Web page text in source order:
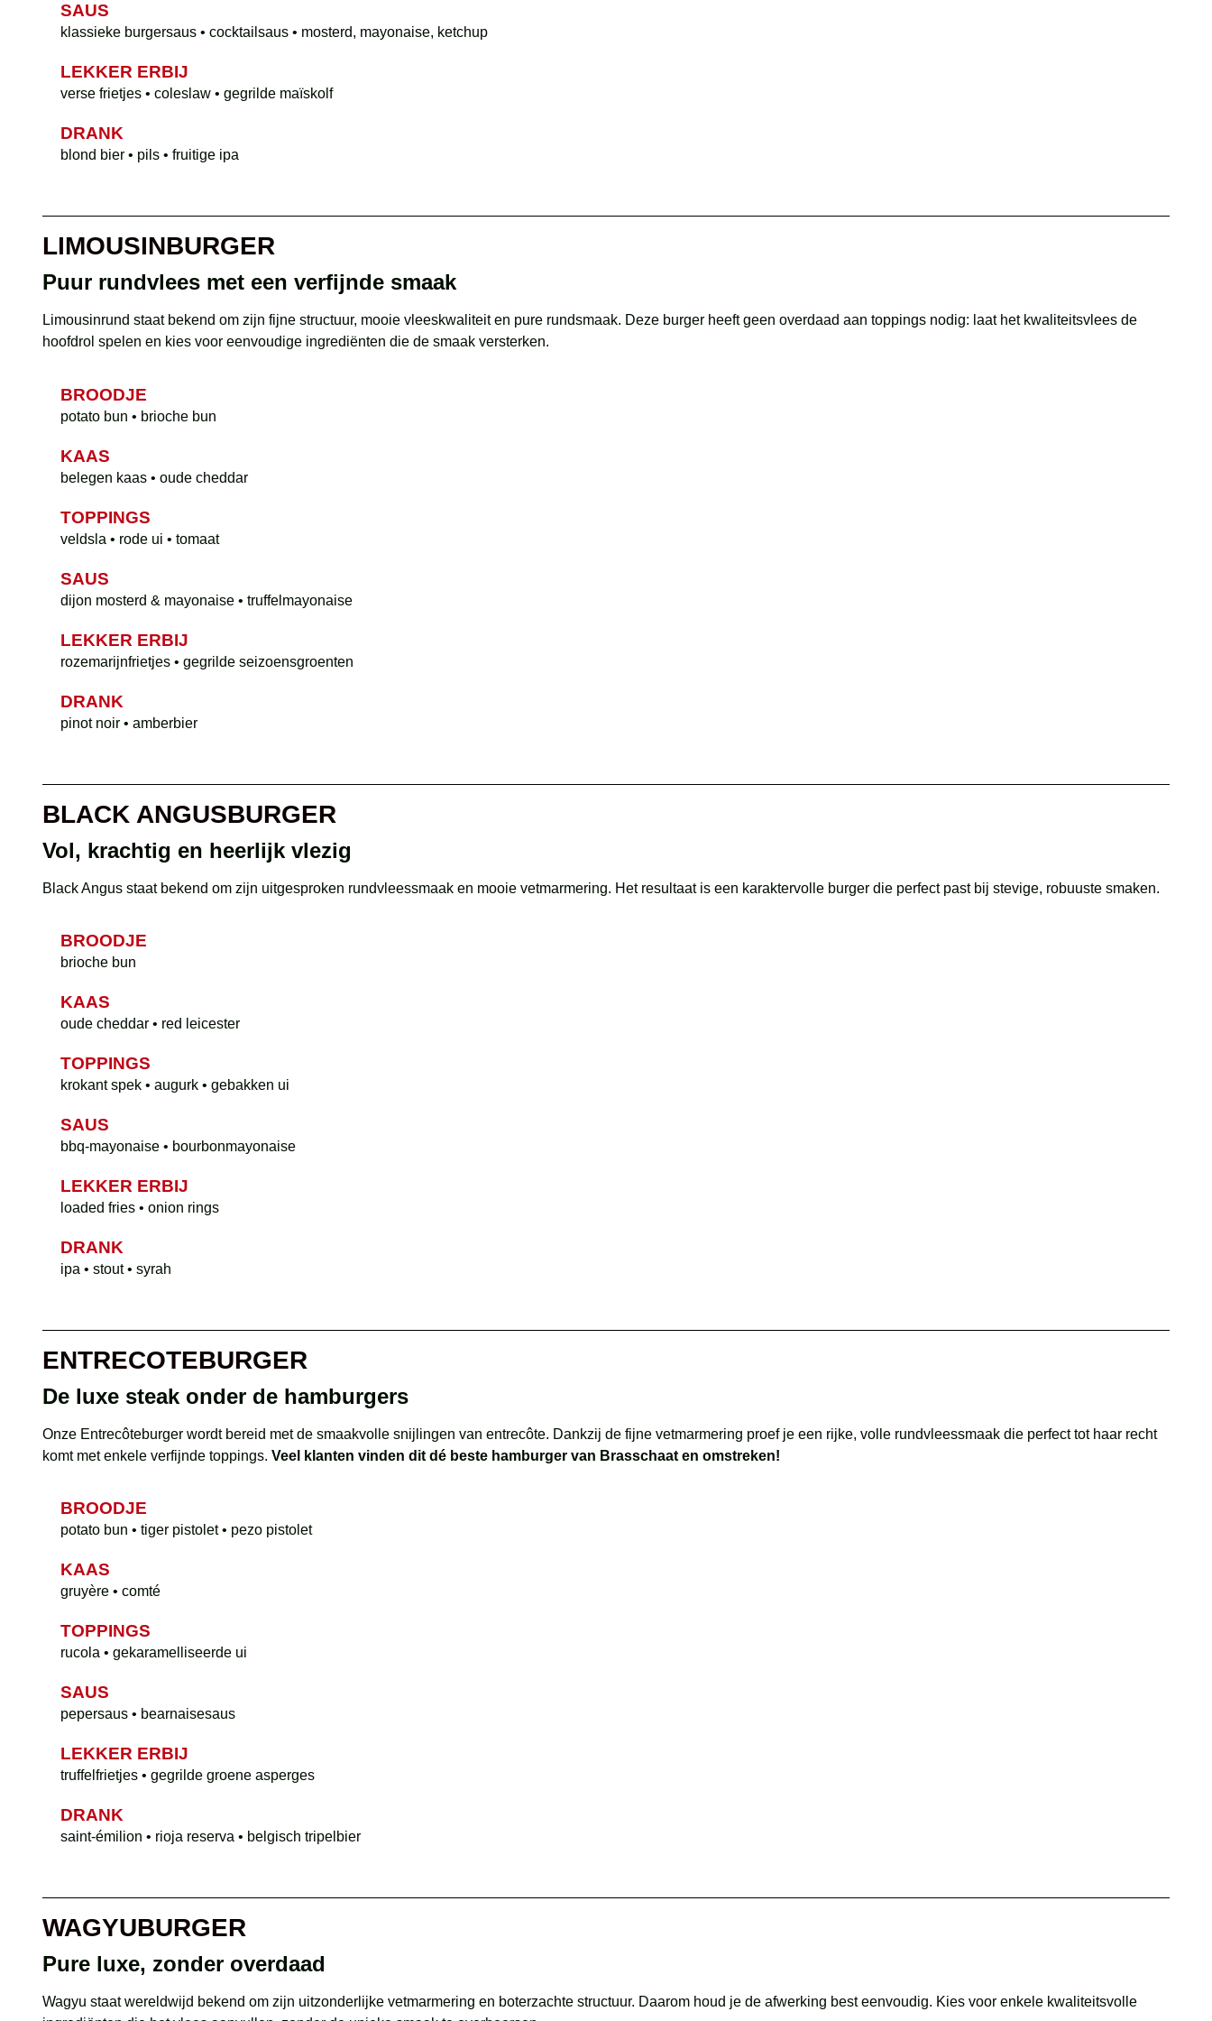
SAUS
klassieke burgersaus • cocktailsaus • mosterd, mayonaise, ketchup
LEKKER ERBIJ
verse frietjes • coleslaw • gegrilde maïskolf
DRANK
blond bier • pils • fruitige ipa
LIMOUSINBURGER
Puur rundvlees met een verfijnde smaak
Limousinrund staat bekend om zijn fijne structuur, mooie vleeskwaliteit en pure rundsmaak. Deze burger heeft geen overdaad aan toppings nodig: laat het kwaliteitsvlees de
hoofdrol spelen en kies voor eenvoudige ingrediënten die de smaak versterken.
BROODJE
potato bun • brioche bun
KAAS
belegen kaas • oude cheddar
TOPPINGS
veldsla • rode ui • tomaat
SAUS
dijon mosterd & mayonaise • truffelmayonaise
LEKKER ERBIJ
rozemarijnfrietjes • gegrilde seizoensgroenten
DRANK
pinot noir • amberbier
BLACK ANGUSBURGER
Vol, krachtig en heerlijk vlezig
Black Angus staat bekend om zijn uitgesproken rundvleessmaak en mooie vetmarmering. Het resultaat is een karaktervolle burger die perfect past bij stevige, robuuste smaken.
BROODJE
brioche bun
KAAS
oude cheddar • red leicester
TOPPINGS
krokant spek • augurk • gebakken ui
SAUS
bbq-mayonaise • bourbonmayonaise
LEKKER ERBIJ
loaded fries • onion rings
DRANK
ipa • stout • syrah
ENTRECOTEBURGER
De luxe steak onder de hamburgers
Onze Entrecôteburger wordt bereid met de smaakvolle snijlingen van entrecôte. Dankzij de fijne vetmarmering proef je een rijke, volle rundvleessmaak die perfect tot haar recht
komt met enkele verfijnde toppings. Veel klanten vinden dit dé beste hamburger van Brasschaat en omstreken!
BROODJE
potato bun • tiger pistolet • pezo pistolet
KAAS
gruyère • comté
TOPPINGS
rucola • gekaramelliseerde ui
SAUS
pepersaus • bearnaisesaus
LEKKER ERBIJ
truffelfrietjes • gegrilde groene asperges
DRANK
saint-émilion • rioja reserva • belgisch tripelbier
WAGYUBURGER
Pure luxe, zonder overdaad
Wagyu staat wereldwijd bekend om zijn uitzonderlijke vetmarmering en boterzachte structuur. Daarom houd je de afwerking best eenvoudig. Kies voor enkele kwaliteitsvolle